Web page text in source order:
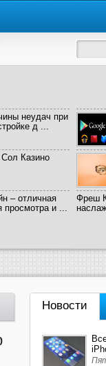
неудач при
д ...
Казино
– отличная
просмотра и ...
Фреш
Новости